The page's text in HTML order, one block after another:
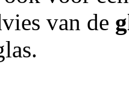
van de